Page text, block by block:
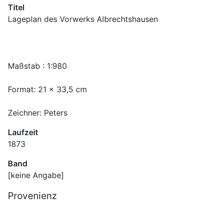
Titel
Zeichner: Peters
Laufzeit
1873
Band
[keine Angabe]
Provenienz